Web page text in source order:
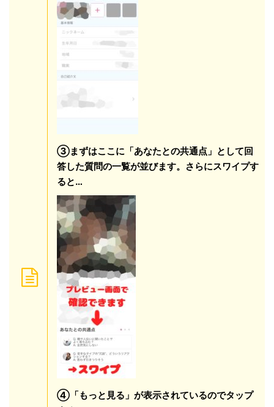
③まずはここに「あなたとの共通点」として回
答した質問の一覧が並びます。さらにスワイプす
ると…
④「もっと見る」が表示されているのでタップ